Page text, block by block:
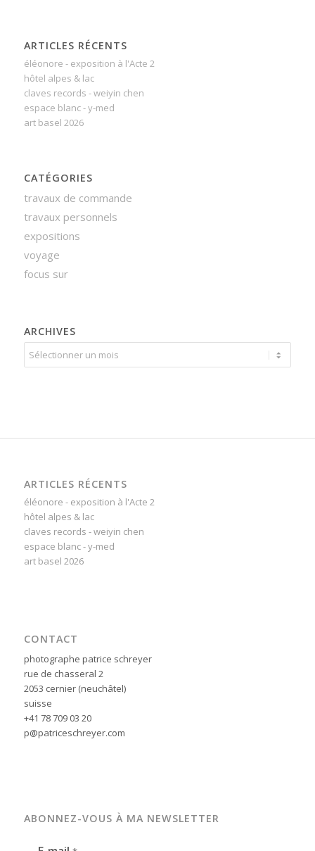
ARTICLES RÉCENTS
éléonore - exposition à l'Acte 2
hôtel alpes & lac
claves records - weiyin chen
espace blanc - y-med
art basel 2026
CATÉGORIES
travaux de commande
travaux personnels
expositions
voyage
focus sur
ARCHIVES
ARTICLES RÉCENTS
éléonore - exposition à l'Acte 2
hôtel alpes & lac
claves records - weiyin chen
espace blanc - y-med
art basel 2026
CONTACT
photographe patrice schreyer
rue de chasseral 2
2053 cernier (neuchâtel)
suisse
+41 78 709 03 20
p@patriceschreyer.com
ABONNEZ-VOUS À MA NEWSLETTER